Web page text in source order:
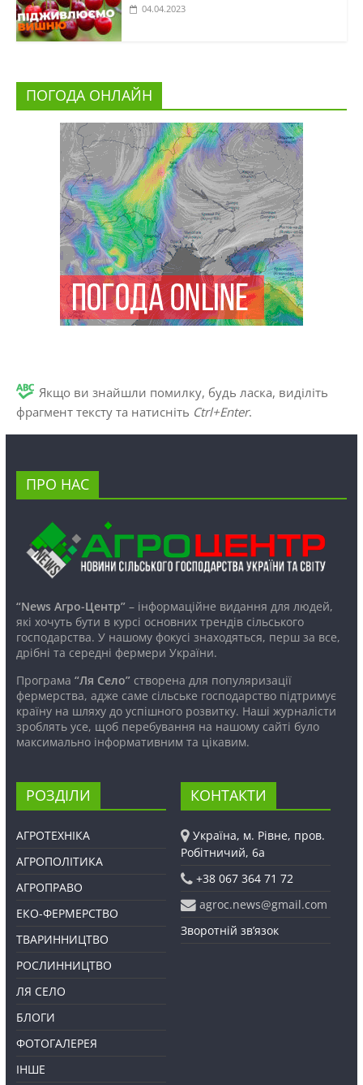
04.04.2023
ПОГОДА ОНЛАЙН
Якщо ви знайшли помилку, будь ласка, виділіть
фрагмент тексту та натисніть Ctrl+Enter.
ПРО НАС
“News Агро-Центр”– інформаційне видання для людей,
які хочуть бути в курсі основних трендів сільського
господарства. У нашому фокусі знаходяться, перш за все,
дрібні та середні фермери України.
Програма “Ля Село”створена для популяризації
фермерства, адже саме сільське господарство підтримує
країну на шляху до успішного розвитку. Наші журналісти
зроблять усе, щоб перебування на нашому сайті було
максимально інформативним та цікавим.
РОЗДІЛИ
АГРОТЕХНІКА
АГРОПОЛІТИКА
АГРОПРАВО
ЕКО-ФЕРМЕРСТВО
ТВАРИННИЦТВО
РОСЛИННИЦТВО
ЛЯ СЕЛО
БЛОГИ
ФОТОГАЛЕРЕЯ
ІНШЕ
КОНТАКТИ
Україна, м. Рівне, пров.
Робітничий, 6а
+38 067 364 71 72
agroc.news@gmail.com
Зворотній зв’язок